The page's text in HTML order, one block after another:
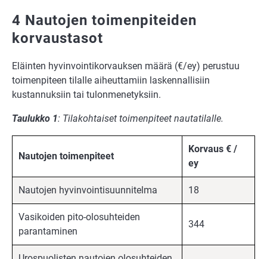
4 Nautojen toimenpiteiden
korvaustasot
Eläinten hyvinvointikorvauksen määrä (€/ey) perustuu
toimenpiteen tilalle aiheuttamiin laskennallisiin
kustannuksiin tai tulonmenetyksiin.
Taulukko 1: Tilakohtaiset toimenpiteet nautatilalle.
Nautojen toimenpiteet
Korvaus € /
ey
Nautojen hyvinvointisuunnitelma 18
Vasikoiden pito-olosuhteiden
parantaminen
344